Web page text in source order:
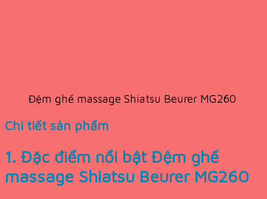
Đệm ghế massage Shiatsu Beurer MG260
Chi tiết sản phẩm
1. Đặc điểm nổi bật Đệm ghế
massage Shiatsu Beurer MG260